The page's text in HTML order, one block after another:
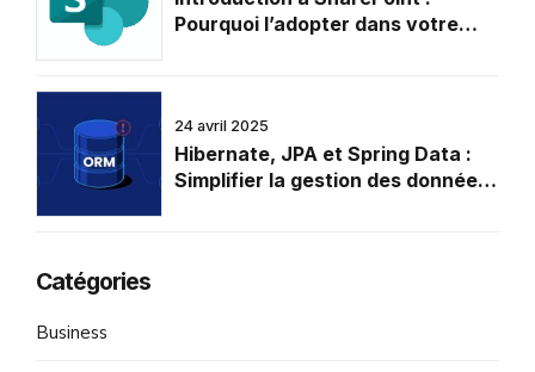
Pourquoi l’adopter dans votre
24 avril 2025
Hibernate, JPA et Spring Data :
Simplifier la gestion des données
Catégories
Business